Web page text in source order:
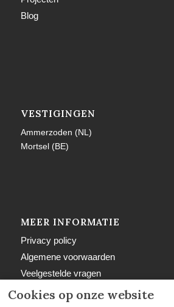
Cookies op onze website
Blog
VESTIGINGEN
Ammerzoden (NL)
Mortsel (BE)
MEER INFORMATIE
Privacy policy
Algemene voorwaarden
Veelgestelde vragen
Retourbeleid